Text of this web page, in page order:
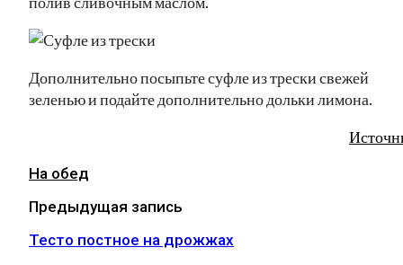
Дополнительно посыпьте суфле из трески свежей
зеленью и подайте дополнительно дольки лимона.
На обед
Предыдущая запись
Тесто постное на дрожжах